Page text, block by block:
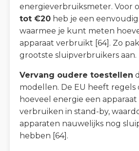
energieverbruiksmeter. Voor
tot €20 heb je een eenvoudig
waarmee je kunt meten
apparaat verbruikt [64]. Zo
grootste sluipverbruikers aan.
Vervang oudere toestellen
modellen. De EU heeft
hoeveel energie een apparaat
verbruiken in stand-by,
apparaten nauwelijks nog
hebben [64].